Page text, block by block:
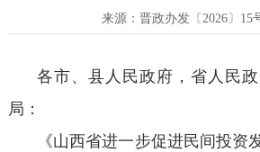
来源：晋政办发〔2026〕15
各市、县人民政府，省人民政
局：
《山西省进一步促进民间投资